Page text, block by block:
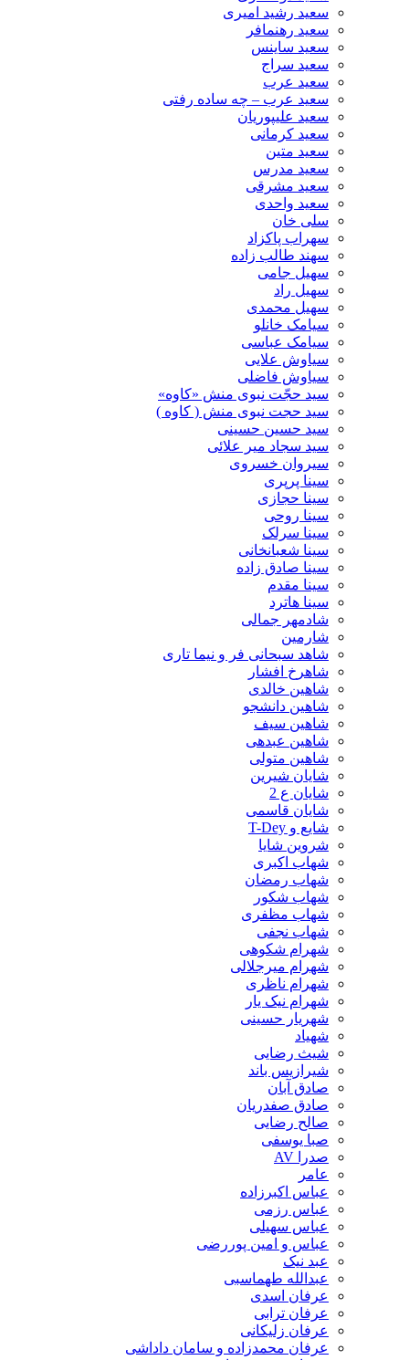
سعید رشید امیری
سعید رهنمافر
سعید ساینس
سعید سراج
سعید عرب
سعید عرب – چه ساده رفتی
سعید علیپوریان
سعید کرمانی
سعید متین
سعید مدرس
سعید مشرقی
سعید واحدی
سلی خان
سهراب پاکزاد
سهند طالب زاده
سهیل جامی
سهیل راد
سهیل محمدی
سیامک خانلو
سیامک عباسی
سیاوش علایی
سیاوش فاضلی
سید حجّت نبوی منش «کاوه»
سید حجت نبوی منش ( کاوه )
سید حسین حسینى
سید سجاد میر علائی
سیروان خسروی
سینا پرپری
سینا حجازی
سینا روحی
سینا سرلک
سینا شعبانخانی
سینا صادق زاده
سینا مقدم
سینا هاترد
شادمهر جمالی
شارمین
شاهد سبحانی فر و نیما تاری
شاهرخ افشار
شاهین خالدی
شاهین دانشجو
شاهین سیف
شاهین عبدهی
شاهین متولی
شایان شیرین
شایان ع 2
شایان قاسمی
شایع و T-Dey
شروین شایا
شهاب اکبری
شهاب رمضان
شهاب شکور
شهاب مظفری
شهاب نجفی
شهرام شکوهی
شهرام میرجلالی
شهرام ناظری
شهرام نیک یار
شهریار حسینی
شهیاد
شیث رضایی
شیرازیس باند
صادق آبان
صادق صفدریان
صالح رضایی
صبا یوسفی
صدرا AV
عامر
عباس اکبرزاده
عباس رزمی
عباس سهیلی
عباس و امین پوررضی
عبد نیک
عبدالله طهماسبی‎
عرفان اسدی
عرفان ترابی
عرفان زلیکانی
عرفان محمدزاده و سامان داداشی